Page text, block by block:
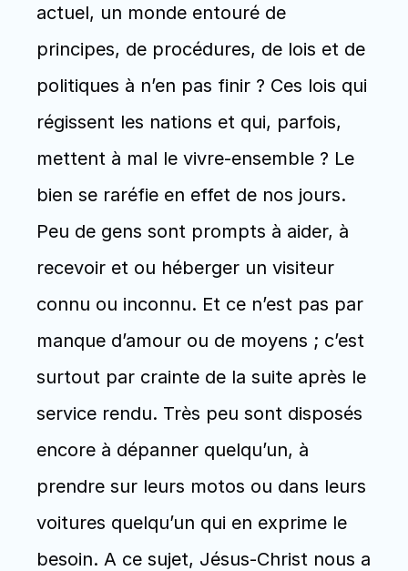
actuel, un monde entouré de
principes, de procédures, de lois et de
politiques à n’en pas finir ? Ces lois qui
régissent les nations et qui, parfois,
mettent à mal le vivre-ensemble ? Le
bien se raréfie en effet de nos jours.
Peu de gens sont prompts à aider, à
recevoir et ou héberger un visiteur
connu ou inconnu. Et ce n’est pas par
manque d’amour ou de moyens ; c’est
surtout par crainte de la suite après le
service rendu. Très peu sont disposés
encore à dépanner quelqu’un, à
prendre sur leurs motos ou dans leurs
voitures quelqu’un qui en exprime le
besoin. A ce sujet, Jésus-Christ nous a